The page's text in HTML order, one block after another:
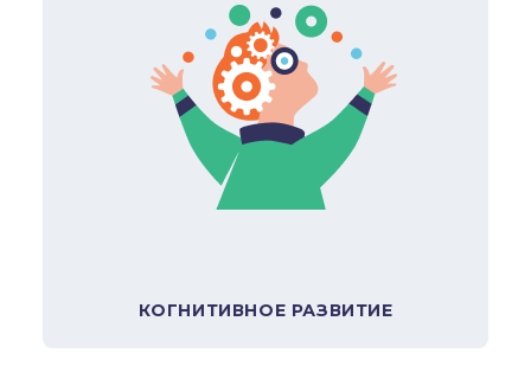
В подборку
КОГНИТИВНОЕ РАЗВИТИЕ